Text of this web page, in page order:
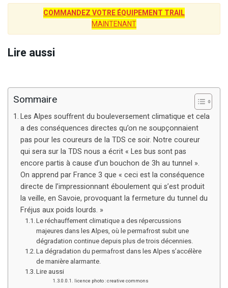
COMMANDEZ VOTRE ÉQUIPEMENT TRAIL
MAINTENANT
Lire aussi
Sommaire
Les Alpes souffrent du bouleversement climatique et cela
a des conséquences directes qu’on ne soupçonnaient
pas pour les coureurs de la TDS ce soir. Notre coureur
qui sera sur la TDS nous a écrit « Les bus sont pas
encore partis à cause d’un bouchon de 3h au tunnel ».
On apprend par France 3 que « ceci est la conséquence
directe de l’impressionnant éboulement qui s’est produit
la veille, en Savoie, provoquant la fermeture du tunnel du
Fréjus aux poids lourds. »
Le réchauffement climatique a des répercussions
majeures dans les Alpes, où le permafrost subit une
dégradation continue depuis plus de trois décennies.
La dégradation du permafrost dans les Alpes s’accélère
de manière alarmante.
Lire aussi
licence photo : creative commons